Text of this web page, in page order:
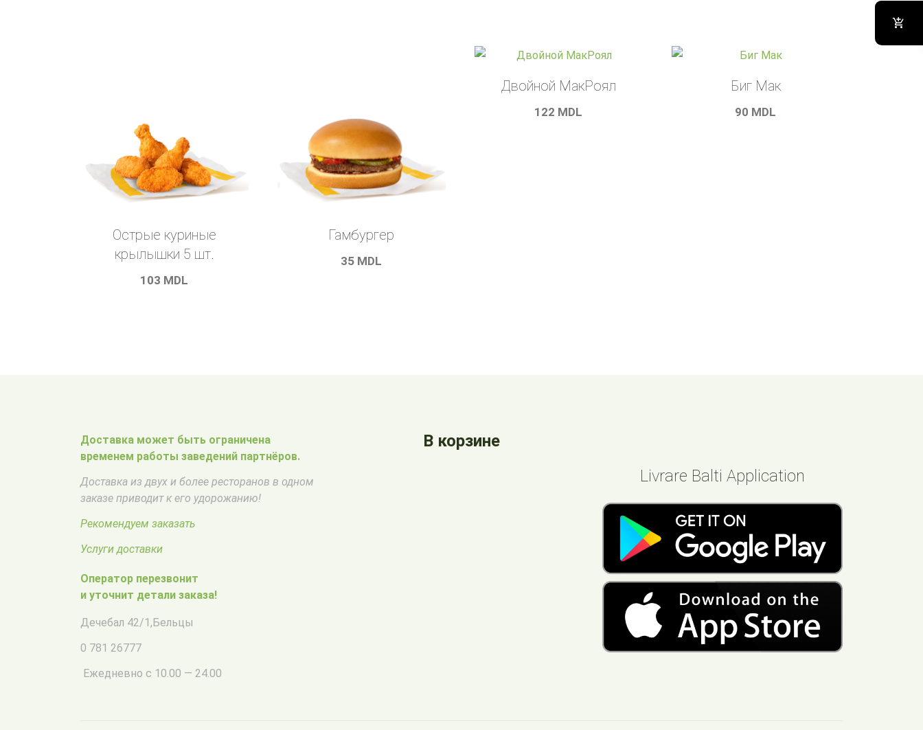
Острые куриные
крылышки 5 шт.
103 MDL
Гамбургер
35 MDL
Двойной МакРоял
122 MDL
Биг Мак
90 MDL
Доставка может быть ограничена
временем работы заведений партнёров.
Доставка из двух и более ресторанов в одном
заказе приводит к его удорожанию!
Рекомендуем заказать
Услуги доставки
Оператор перезвонит
и уточнит детали заказа!
Дечебал 42/1,Бельцы
0 781 26777
Ежедневно с 10.00 — 24.00
В корзине
Livrare Balti Application